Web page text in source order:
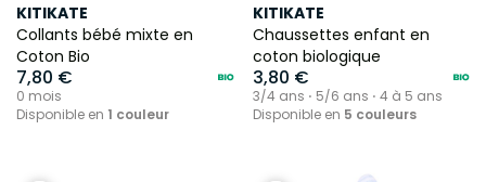
KITIKATE
Collants bébé mixte en
Coton Bio
7,80 €
0 mois
Disponible en 1 couleur
KITIKATE
Chaussettes enfant en
coton biologique
3,80 €
3/4 ans ⋅ 5/6 ans ⋅ 4 à 5 ans
Disponible en 5 couleurs